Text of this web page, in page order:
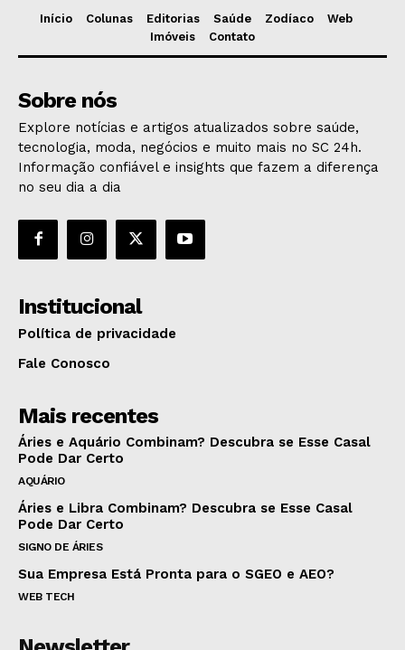
Início Colunas Editorias Saúde Zodíaco
Web
Imóveis
Contato
Sobre nós
Explore notícias e artigos atualizados sobre saúde,
tecnologia, moda, negócios e muito mais no SC 24h.
Informação confiável e insights que fazem a diferença
no seu dia a dia
Institucional
Política de privacidade
Fale Conosco
Mais recentes
Áries e Aquário Combinam? Descubra se Esse Casal
Pode Dar Certo
AQUÁRIO
Áries e Libra Combinam? Descubra se Esse Casal
Pode Dar Certo
SIGNO DE ÁRIES
Sua Empresa Está Pronta para o SGEO e AEO?
WEB TECH